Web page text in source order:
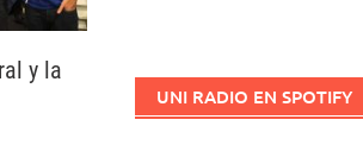
y la
UNI RADIO EN SPOTIFY